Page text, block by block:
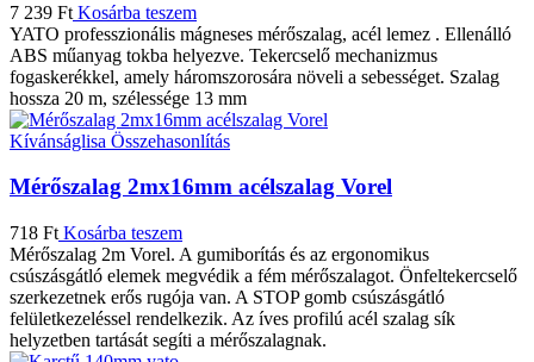
7 239 Ft Kosárba teszem
YATO professzionális mágneses mérőszalag, acél lemez . Ellenálló
ABS műanyag tokba helyezve. Tekercselő mechanizmus
fogaskerékkel, amely háromszorosára növeli a sebességet. Szalag
hossza 20 m, szélessége 13 mm
Kívánságlisa Összehasonlítás
Mérőszalag 2mx16mm acélszalag Vorel
718 Ft Kosárba teszem
Mérőszalag 2m Vorel. A gumiborítás és az ergonomikus
csúszásgátló elemek megvédik a fém mérőszalagot. Önfeltekercselő
szerkezetnek erős rugója van. A STOP gomb csúszásgátló
felületkezeléssel rendelkezik. Az íves profilú acél szalag sík
helyzetben tartását segíti a mérőszalagnak.